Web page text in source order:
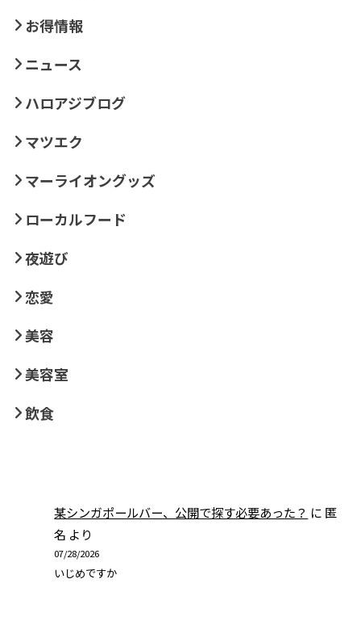
お得情報
ニュース
ハロアジブログ
マツエク
マーライオングッズ
ローカルフード
夜遊び
恋愛
美容
美容室
飲食
某シンガポールバー、公開で探す必要あった？ に 匿
名 より
07/28/2026
いじめですか